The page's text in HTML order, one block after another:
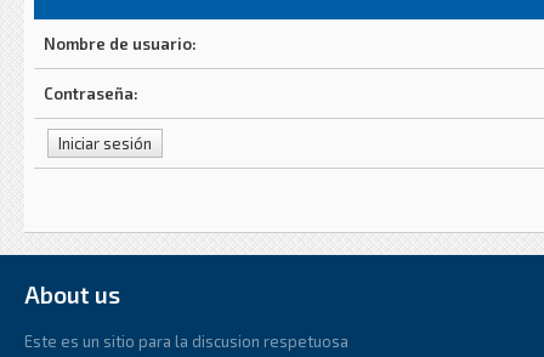
Nombre de usuario:
Contraseña:
About us
Este es un sitio para la discusion respetuosa